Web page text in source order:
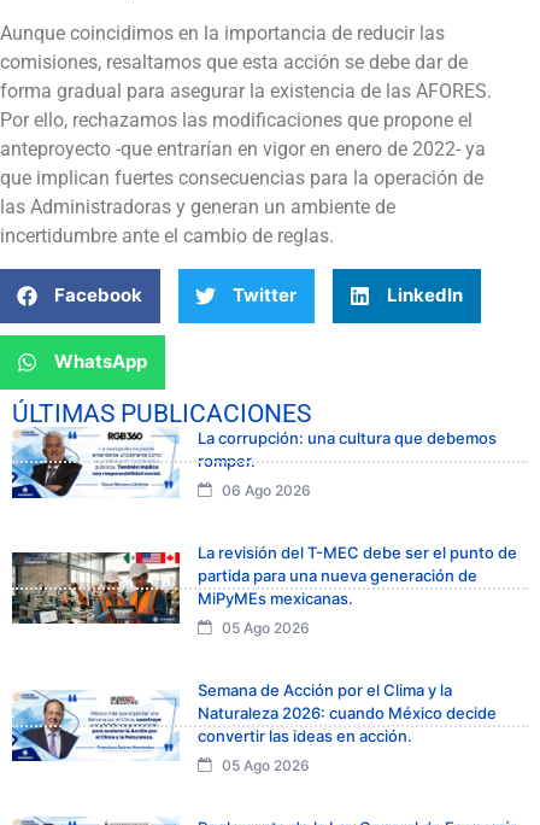
Aunque coincidimos en la importancia de reducir las
comisiones, resaltamos que esta acción se debe dar de
forma gradual para asegurar la existencia de las AFORES.
Por ello, rechazamos las modificaciones que propone el
anteproyecto -que entrarían en vigor en enero de 2022- ya
que implican fuertes consecuencias para la operación de
las Administradoras y generan un ambiente de
incertidumbre ante el cambio de reglas.
Facebook Twitter LinkedIn
WhatsApp
ÚLTIMAS PUBLICACIONES
La corrupción: una cultura que debemos
romper.
06 Ago 2026
La revisión del T-MEC debe ser el punto de
partida para una nueva generación de
MiPyMEs mexicanas.
05 Ago 2026
Semana de Acción por el Clima y la
Naturaleza 2026: cuando México decide
convertir las ideas en acción.
05 Ago 2026